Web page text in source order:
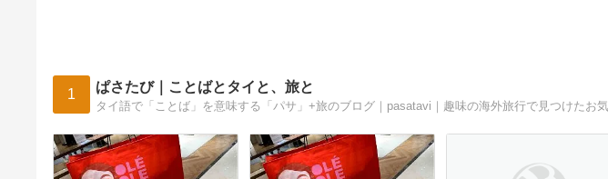
1 ぱさたび｜ことばとタイと、旅と